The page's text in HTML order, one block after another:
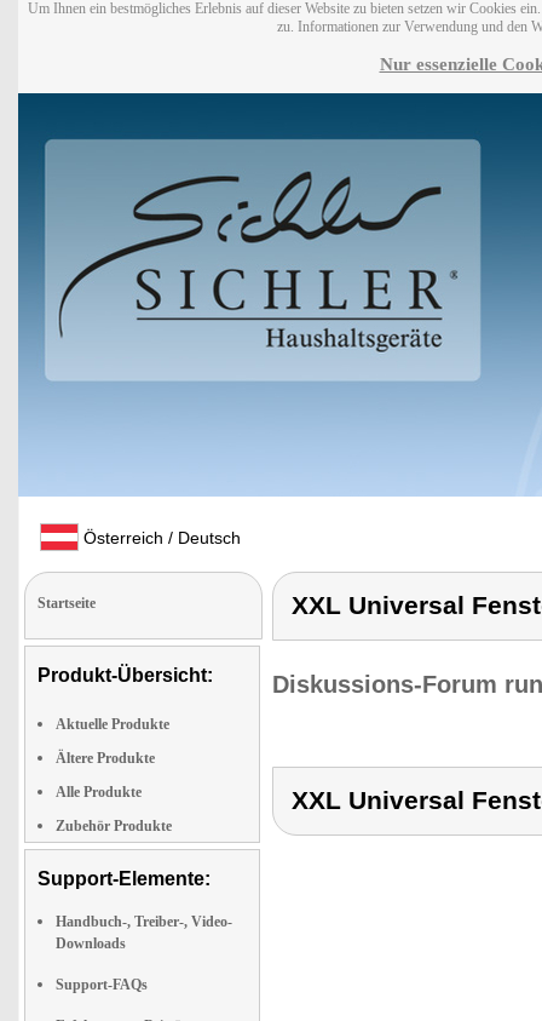
Um Ihnen ein bestmögliches Erlebnis auf dieser Website zu bieten setzen wir Cookies
zu. Informationen zur Verwendung und den
Nur essenzielle
Österreich / Deutsch
Startseite
Produkt-Übersicht:
Aktuelle Produkte
Ältere Produkte
Alle Produkte
Zubehör Produkte
Support-Elemente:
Handbuch-, Treiber-, Video-
Downloads
Support-FAQs
XXL Universal
Diskussions-Forum
XXL Universal